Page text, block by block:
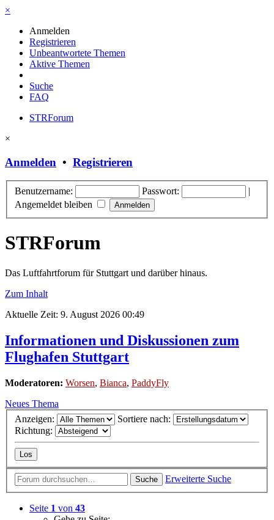
×
Anmelden
Registrieren
Unbeantwortete Themen
Aktive Themen
Suche
FAQ
STRForum
×
Anmelden • Registrieren
Benutzername: Passwort:
|
Angemeldet bleiben
STRForum
Das Luftfahrtforum für Stuttgart und darüber hinaus.
Zum Inhalt
Aktuelle Zeit: 9. August 2026 00:49
Informationen und Diskussionen zum
Flughafen Stuttgart
Moderatoren: Worsen, Bianca, PaddyFly
Neues Thema
Anzeigen:
Sortiere nach:
Richtung:
Suche Erweiterte Suche
Seite 1 von 43